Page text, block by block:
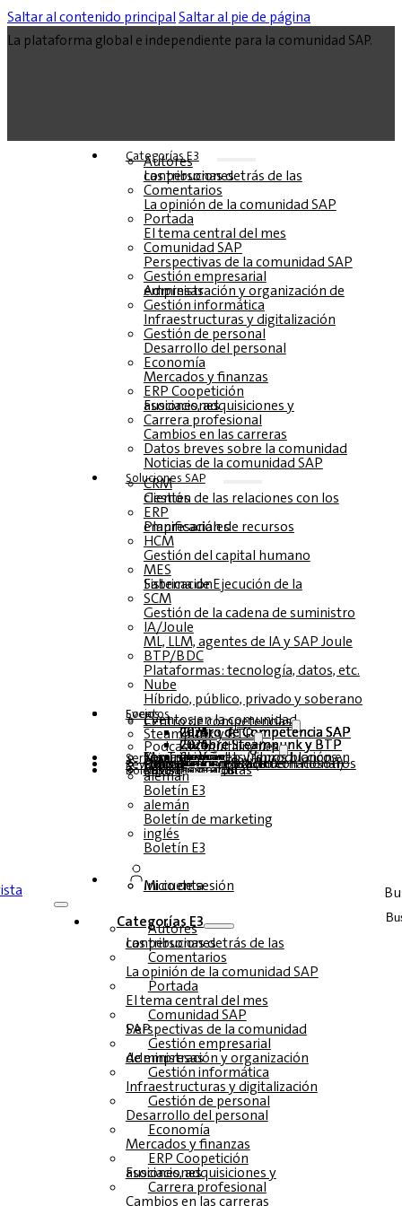
Saltar al contenido principalSaltar al pie de página
La plataforma global e independiente para la comunidad SAP.
Categorías E3
Autores
Las personas detrás de las contribuciones
Comentarios
La opinión de la comunidad SAP
Portada
El tema central del mes
Comunidad SAP
Perspectivas de la comunidad SAP
Gestión empresarial
Administración y organización de empresas
Gestión informática
Infraestructuras y digitalización
Gestión de personal
Desarrollo del personal
Economía
Mercados y finanzas
ERP Coopetición
Fusiones, adquisiciones y asociaciones
Carrera profesional
Cambios en las carreras
Datos breves sobre la comunidad
Noticias de la comunidad SAP
Soluciones‎‎ SAP
CRM
Gestión de las relaciones con los clientes
ERP
Planificación de recursos empresariales
HCM
Gestión del capital humano
MES
Sistema de Ejecución de la Fabricación
SCM
Gestión de la cadena de suministro
IA/Joule
ML, LLM, agentes de IA y SAP Joule
BTP/BDC
Plataformas: tecnología, datos, etc.
Nube
Híbrido, público, privado y soberano
Socios
Eventos
Eventos en la comunidad
Centro de competencias
Centro de Competencia SAP 2026
Centro de Competencia SAP 2025
Centro de Competencia SAP 2024
Centro de Competencia SAP 2023
Steampunk y BTP
Cumbre Steampunk y BTP 2026
Cumbre Steampunk y BTP 2025,
Cumbre Steampunk y BTP 2024
Podcasts multilingües
alemán
inglés
español
francés
Mesas redondas (reproducción en YouTube)
Seminarios web y libros blancos
Servicio
Formularios
Póngase en contacto con nosotros
Datos de los medios de comunicación DACH
Dossier de prensa (Internacional)
Revistasuscríbase aquí
para abonados
Revistas gratuitas
Boletínalemán
Boletín E3
alemán
Boletín de marketing
inglés
Boletín E3
Inicio de sesión
Mi cuenta
Categorías E3
Autores
Las personas detrás de las contribuciones
Comentarios
La opinión de la comunidad SAP
Portada
El tema central del mes
Comunidad SAP
Perspectivas de la comunidad SAP
Gestión empresarial
Administración y organización de empresas
Gestión informática
Infraestructuras y digitalización
Gestión de personal
Desarrollo del personal
Economía
Mercados y finanzas
ERP Coopetición
Fusiones, adquisiciones y asociaciones
Carrera profesional
Cambios en las carreras